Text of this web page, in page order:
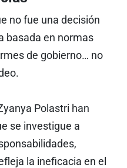
no fue una decisión
basada en normas
de gobierno… no
Polastri han
se investigue a
la ineficacia en el